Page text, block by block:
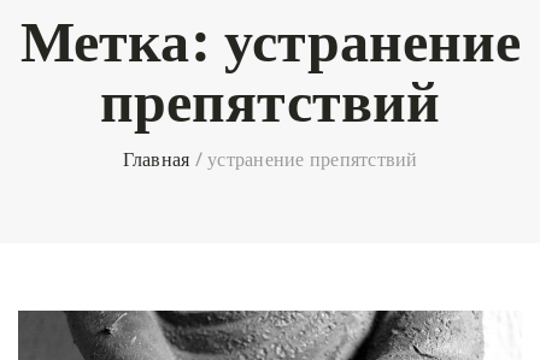
Метка: устранение
препятствий
Главная /устранение препятствий